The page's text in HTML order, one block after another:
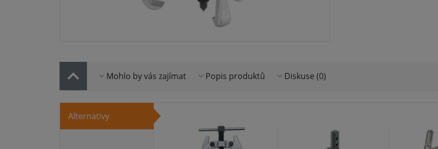
Mohlo by vás zajímat Popis produktů Diskuse (0)
Alternativy